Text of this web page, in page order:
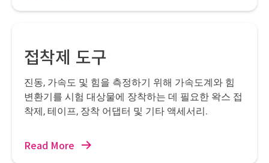
접착제 도구
진동, 가속도 및 힘을 측정하기 위해 가속도계와 힘
변환기를 시험 대상물에 장착하는 데 필요한 왁스 접
착제, 테이프, 장착 어댑터 및 기타 액세서리.
Read More